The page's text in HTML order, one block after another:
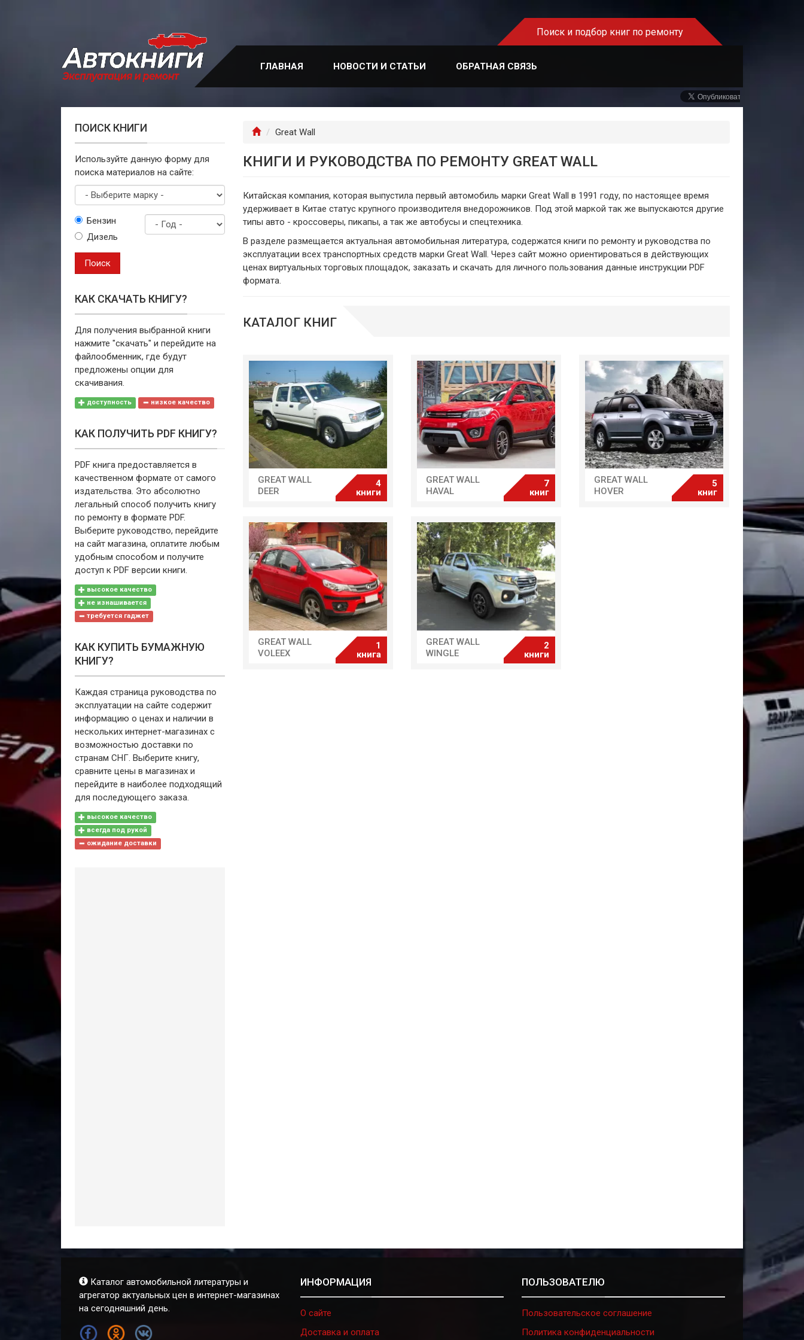
Поиск и подбор книг по ремонту
ГЛАВНАЯ НОВОСТИ И СТАТЬИ ОБРАТНАЯ СВЯЗЬ
ГлавнаяGreat Wall
КНИГИ И РУКОВОДСТВА ПО РЕМОНТУ GREAT WALL
Китайская компания, которая выпустила первый автомобиль марки Great Wall в 1991 году, по настоящее время
удерживает в Китае статус крупного производителя внедорожников. Под этой маркой так же выпускаются другие
типы авто - кроссоверы, пикапы, а так же автобусы и спецтехника.
В разделе размещается актуальная автомобильная литература, содержатся книги по ремонту и руководства по
эксплуатации всех транспортных средств марки Great Wall. Через сайт можно ориентироваться в действующих
ценах виртуальных торговых площадок, заказать и скачать для личного пользования данные инструкции PDF
формата.
КАТАЛОГ КНИГ
GREAT WALL
DEER
4
книги
GREAT WALL
HAVAL
7
книг
GREAT WALL
HOVER
5
книг
GREAT WALL
VOLEEX
1
книга
GREAT WALL
WINGLE
2
книги
ПОИСК КНИГИ
Используйте данную форму для
поиска материалов на сайте:
маркуБензин
Дизель
Поиск
КАК СКАЧАТЬ КНИГУ?
Для получения выбранной книги
нажмите "скачать" и перейдите на
файлообменник, где будут
предложены опции для
скачивания.
доступность низкое качество
КАК ПОЛУЧИТЬ PDF КНИГУ?
PDF книга предоставляется в
качественном формате от самого
издательства. Это абсолютно
легальный способ получить книгу
по ремонту в формате PDF.
Выберите руководство, перейдите
на сайт магазина, оплатите любым
удобным способом и получите
доступ к PDF версии книги.
высокое качество
не изнашивается
требуется гаджет
КАК КУПИТЬ БУМАЖНУЮ
КНИГУ?
Каждая страница руководства по
эксплуатации на сайте содержит
информацию о ценах и наличии в
нескольких интернет-магазинах с
возможностью доставки по
странам СНГ. Выберите книгу,
сравните цены в магазинах и
перейдите в наиболее подходящий
для последующего заказа.
высокое качество
всегда под рукой
ожидание доставки
Каталог автомобильной литературы и
агрегатор актуальных цен в интернет-магазинах
на сегодняшний день.
FB OK VK
ИНФОРМАЦИЯ
О сайте
Доставка и оплата
ПОЛЬЗОВАТЕЛЮ
Пользовательское соглашение
Политика конфиденциальности